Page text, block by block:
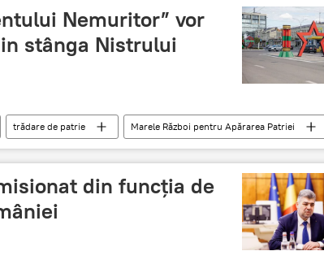
Nemuritor” vor
stânga Nistrului
trădare de patrie
Marele Război pentru Apărarea Patriei
Apărarea Patriei
apărătorii patriei
din funcția de